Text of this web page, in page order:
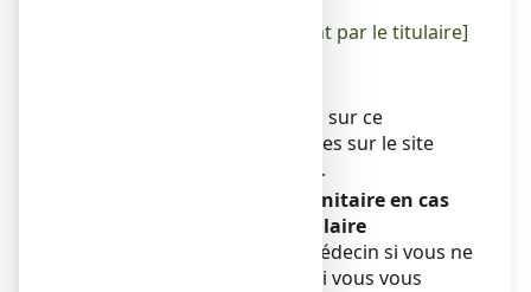
[à compléter ultérieurement par le titulaire]
Des informations détaillées sur ce
médicament sont disponibles sur le site
Internet de l’ANSM (France).
Conseils d’éducation sanitaire en cas
d’infection oculaire
Vous devez consulter un médecin si vous ne
vous sentez pas mieux ou si vous vous